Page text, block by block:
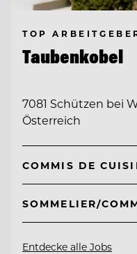
TOP
Taubenkobel
7081 Schützen bei
Österreich
COMMIS DE
SOMMELIER/
Entdecke alle Jobs